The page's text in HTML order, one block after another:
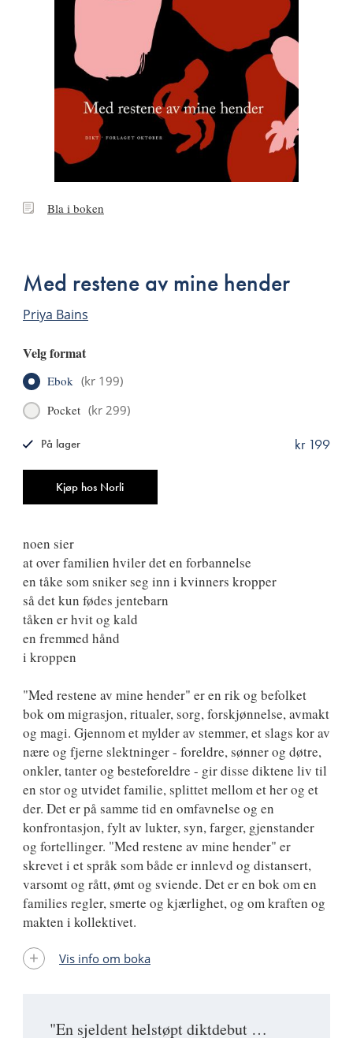
BlaBla i boken
Med restene av mine hender
Priya Bains
Velg format
Ebok (kr 199)
Pocket (kr 299)
Kjøp hos Norli
kr 199
På lager
"En sjeldent helstøpt diktdebut …
noen sier
at over familien hviler det en forbannelse
en tåke som sniker seg inn i kvinners kropper
så det kun fødes jentebarn
tåken er hvit og kald
en fremmed hånd
i kroppen
"Med restene av mine hender" er en rik og befolket
bok om migrasjon, ritualer, sorg, forskjønnelse, avmakt
og magi. Gjennom et mylder av stemmer, et slags kor av
nære og fjerne slektninger - foreldre, sønner og døtre,
onkler, tanter og besteforeldre - gir disse diktene liv til
en stor og utvidet familie, splittet mellom et her og et
der. Det er på samme tid en omfavnelse og en
konfrontasjon, fylt av lukter, syn, farger, gjenstander
og fortellinger. "Med restene av mine hender" er
skrevet i et språk som både er innlevd og distansert,
varsomt og rått, ømt og sviende. Det er en bok om en
families regler, smerte og kjærlighet, og om kraften og
makten i kollektivet.
Vis info om boka